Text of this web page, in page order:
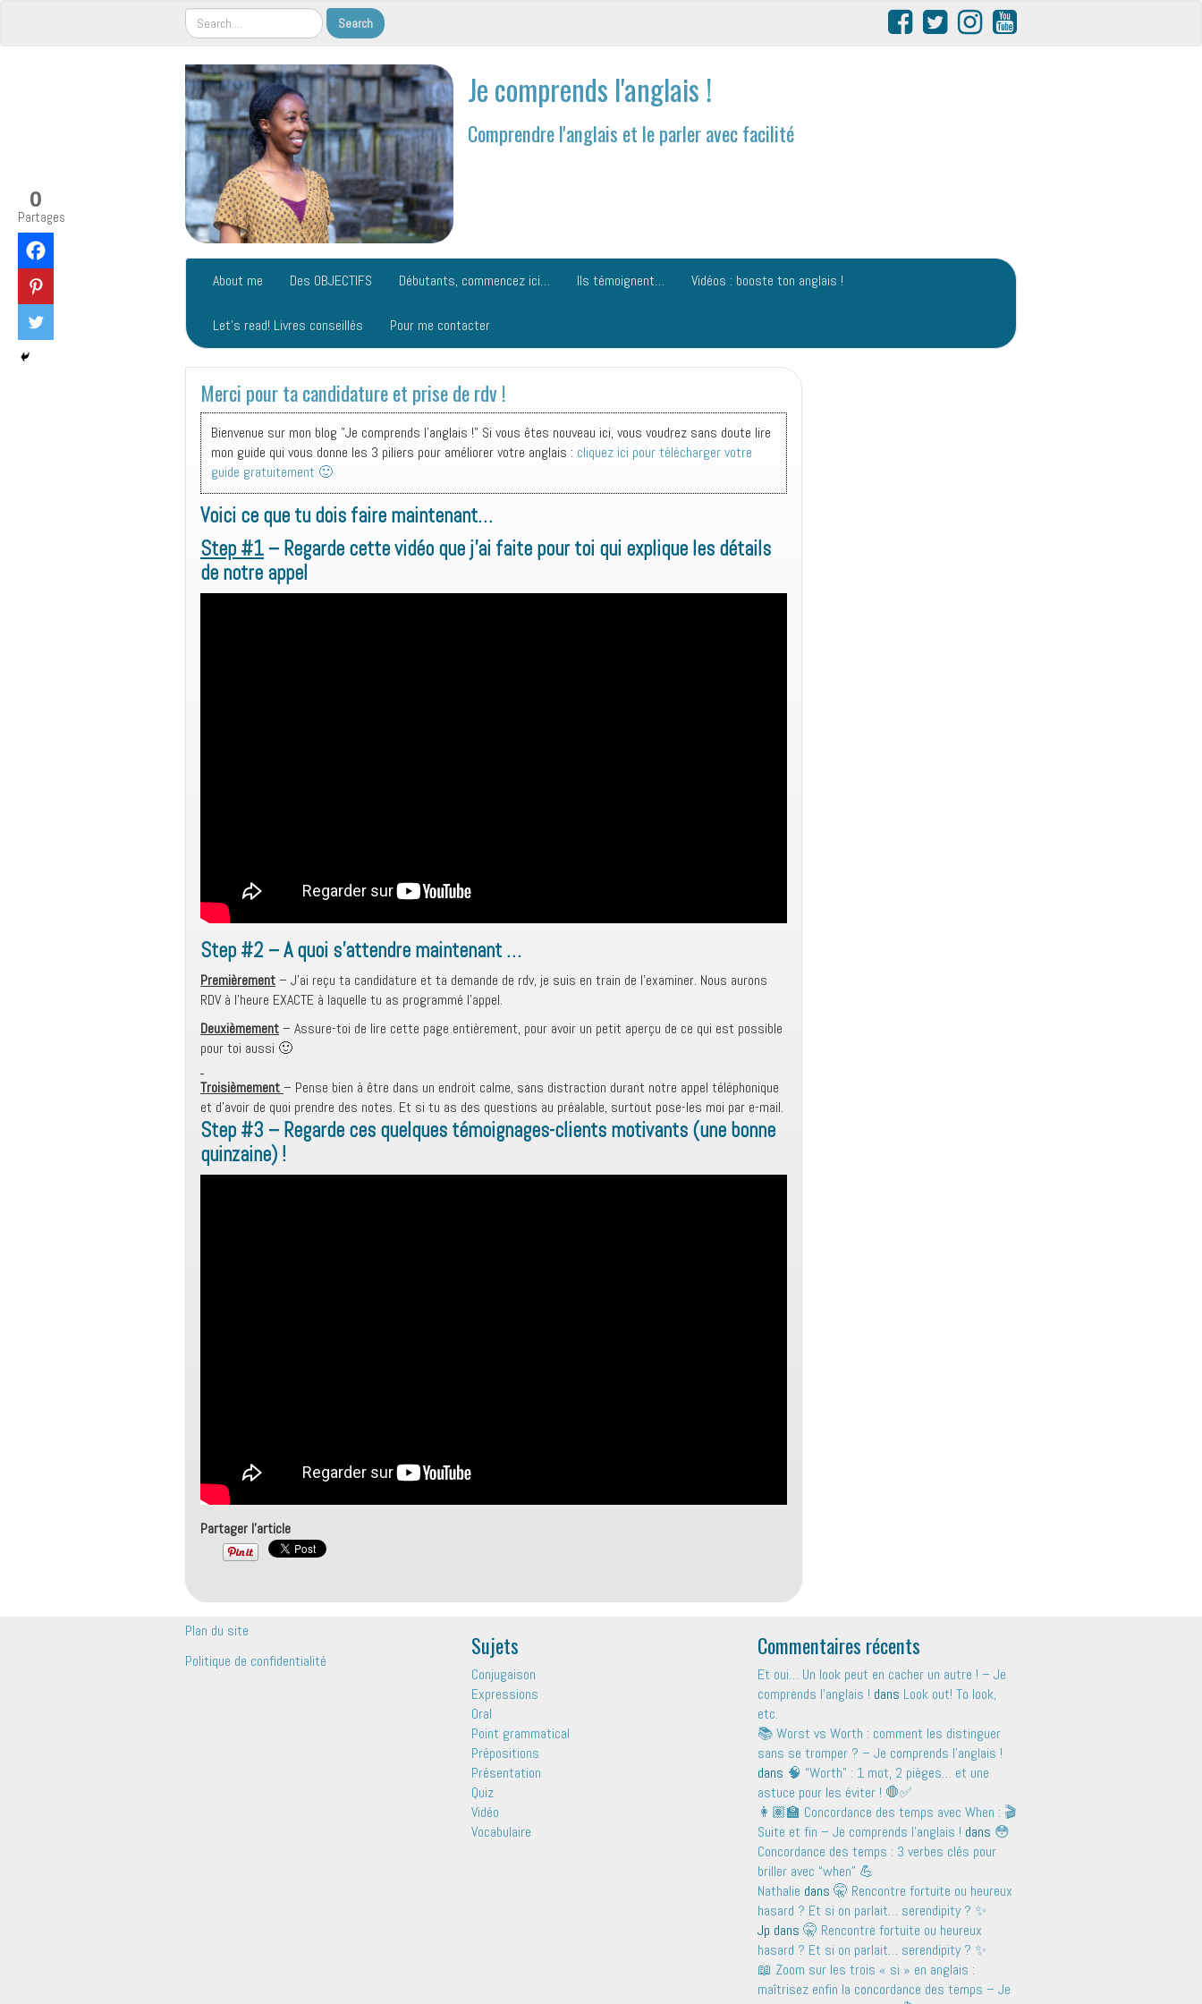
Je comprends l'anglais !
Comprendre l'anglais et le parler avec facilité
About me Des OBJECTIFS Débutants, commencez ici… Ils témoignent… Vidéos : booste ton anglais !
Let’s read! Livres conseillés Pour me contacter
Merci pour ta candidature et prise de rdv !
Bienvenue sur mon blog "Je comprends l'anglais !" Si vous êtes nouveau ici, vous voudrez sans doute lire
mon guide qui vous donne les 3 piliers pour améliorer votre anglais : cliquez ici pour télécharger votre
guide gratuitement 🙂
Voici ce que tu dois faire maintenant…
Step #1 – Regarde cette vidéo que j’ai faite pour toi qui explique les détails
de notre appel
Step #2 – A quoi s’attendre maintenant …
Premièrement– J’ai reçu ta candidature et ta demande de rdv, je suis en train de l’examiner. Nous aurons
RDV à l’heure EXACTE à laquelle tu as programmé l’appel.
Deuxièmement– Assure-toi de lire cette page entièrement, pour avoir un petit aperçu de ce qui est possible
pour toi aussi 🙂
Troisièmement– Pense bien à être dans un endroit calme, sans distraction durant notre appel téléphonique
et d’avoir de quoi prendre des notes. Et si tu as des questions au préalable, surtout pose-les moi par e-mail.
Step #3 – Regarde ces quelques témoignages-clients motivants (une bonne
quinzaine) !
Partager l'article
0
Partages
Plan du site
Politique de confidentialité
Sujets
Conjugaison
Expressions
Oral
Point grammatical
Prépositions
Présentation
Quiz
Vidéo
Vocabulaire
Commentaires récents
Et oui… Un look peut en cacher un autre ! – Je
comprends l'anglais ! dans Look out! To look,
etc.
📚 Worst vs Worth : comment les distinguer
sans se tromper ? – Je comprends l'anglais !
dans 🧠 “Worth” : 1 mot, 2 pièges… et une
astuce pour les éviter ! 🛑✅
👩🏽‍🏫 Concordance des temps avec When : 🎬
Suite et fin – Je comprends l'anglais ! dans 😳
Concordance des temps : 3 verbes clés pour
briller avec “when” 💪
Nathalie dans 🤫 Rencontre fortuite ou heureux
hasard ? Et si on parlait… serendipity ? ✨
Jp dans 🤫 Rencontre fortuite ou heureux
hasard ? Et si on parlait… serendipity ? ✨
📖 Zoom sur les trois « si » en anglais :
maîtrisez enfin la concordance des temps – Je